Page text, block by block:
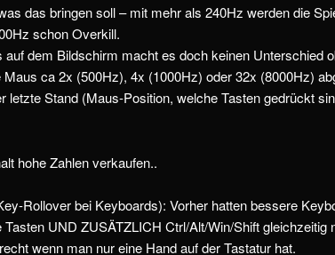
das bringen soll – mit mehr als 240Hz werden die
schon Overkill.
auf dem Bildschirm macht es doch keinen Unterschied
ca 2x (500Hz), 4x (1000Hz) oder 32x (8000Hz)
letzte Stand (Maus-Position, welche Tasten gedrückt
hohe Zahlen verkaufen..
Rollover bei Keyboards): Vorher hatten bessere
UND ZUSÄTZLICH Ctrl/Alt/Win/Shift gleichzeitig
wenn man nur eine Hand auf der Tastatur hat.